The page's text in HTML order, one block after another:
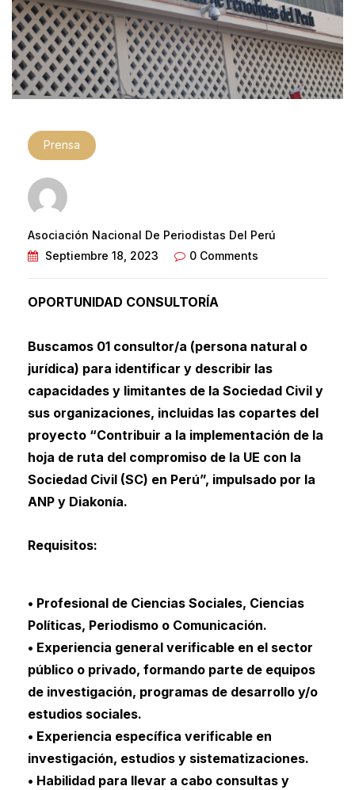
Prensa
Asociación Nacional De Periodistas Del Perú
Septiembre 18, 2023
0 Comments
OPORTUNIDAD CONSULTORÍA
Buscamos 01 consultor/a (persona natural o
jurídica) para identificar y describir las
capacidades y limitantes de la Sociedad Civil y
sus organizaciones, incluidas las copartes del
proyecto “Contribuir a la implementación de la
hoja de ruta del compromiso de la UE con la
Sociedad Civil (SC) en Perú”, impulsado por la
ANP y Diakonía.
Requisitos:
• Profesional de Ciencias Sociales, Ciencias
Políticas, Periodismo o Comunicación.
• Experiencia general verificable en el sector
público o privado, formando parte de equipos
de investigación, programas de desarrollo y/o
estudios sociales.
• Experiencia específica verificable en
investigación, estudios y sistematizaciones.
• Habilidad para llevar a cabo consultas y